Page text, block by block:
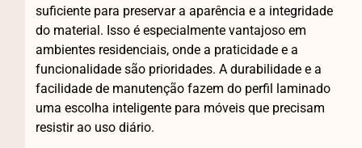
suficiente para preservar a aparência e a integridade
do material. Isso é especialmente vantajoso em
ambientes residenciais, onde a praticidade e a
funcionalidade são prioridades. A durabilidade e a
facilidade de manutenção fazem do perfil laminado
uma escolha inteligente para móveis que precisam
resistir ao uso diário.